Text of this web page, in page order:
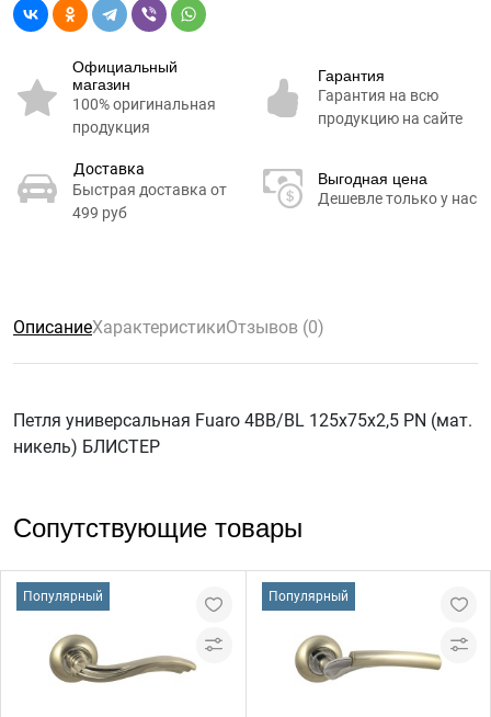
Официальный
магазин
100% оригинальная
продукция
Гарантия
Гарантия на всю
продукцию на сайте
Доставка
Быстрая доставка от
499 руб
Выгодная цена
Дешевле только у нас
ОписаниеХарактеристикиОтзывов (0)
Петля универсальная Fuaro 4BB/BL 125x75x2,5 PN (мат.
никель) БЛИСТЕР
Сопутствующие товары
Популярный Популярный